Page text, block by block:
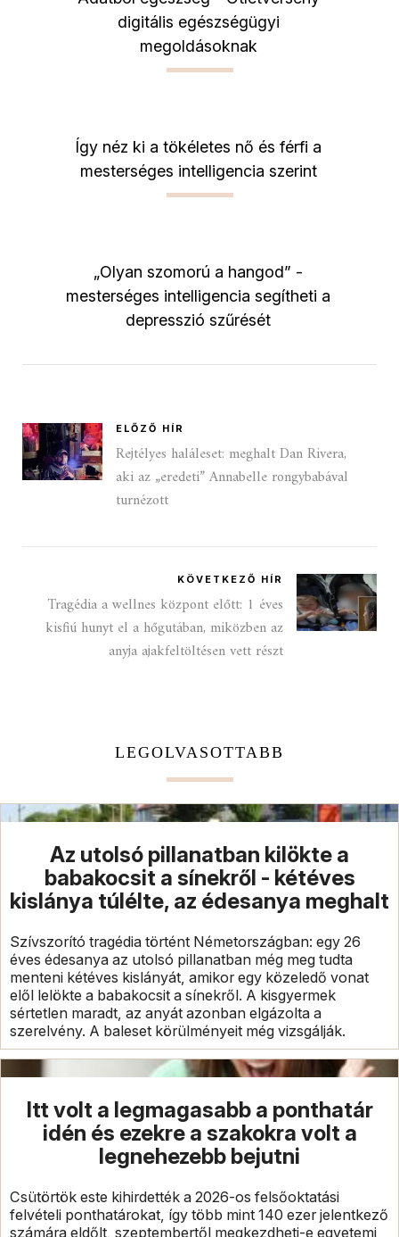
digitális egészségügyi
megoldásoknak
Így néz ki a tökéletes nő és férfi a
mesterséges intelligencia szerint
„Olyan szomorú a hangod” -
mesterséges intelligencia segítheti a
depresszió szűrését
ELŐZŐ HÍR
Rejtélyes haláleset: meghalt Dan Rivera,
aki az „eredeti” Annabelle rongybabával
turnézott
KÖVETKEZŐ HÍR
Tragédia a wellnes központ előtt: 1 éves
kisfiú hunyt el a hőgutában, miközben az
anyja ajakfeltöltésen vett részt
LEGOLVASOTTABB
Az utolsó pillanatban kilökte a
babakocsit a sínekről - kétéves
kislánya túlélte, az édesanya meghalt
Szívszorító tragédia történt Németországban: egy 26
éves édesanya az utolsó pillanatban még meg tudta
menteni kétéves kislányát, amikor egy közeledő vonat
elől lelökte a babakocsit a sínekről. A kisgyermek
sértetlen maradt, az anyát azonban elgázolta a
szerelvény. A baleset körülményeit még vizsgálják.
Itt volt a legmagasabb a ponthatár
idén és ezekre a szakokra volt a
legnehezebb bejutni
Csütörtök este kihirdették a 2026-os felsőoktatási
felvételi ponthatárokat, így több mint 140 ezer jelentkező
számára eldőlt, szeptembertől megkezdheti-e egyetemi